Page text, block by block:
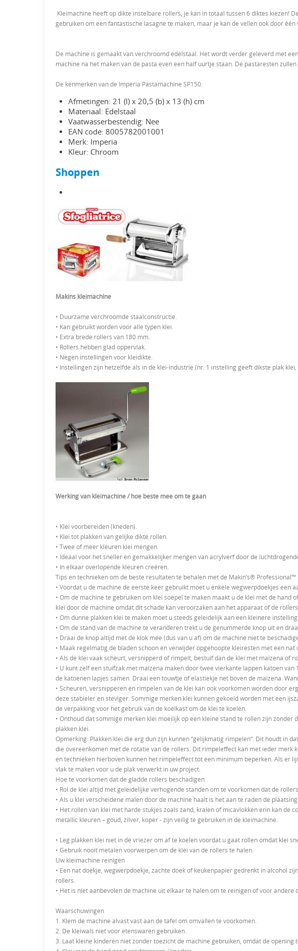
Kleimachine heeft op dikte instelbare rollers, je kan in totaal tussen 6 diktes kiezen!
gebruiken om een fantastische lasagne te maken, maar je kan de vellen ook door
De machine is gemaakt van verchroomd edelstaal. Het wordt verder geleverd met
machine na het maken van de pasta even een half uurtje staan. De pastaresten
De kenmerken van de Imperia Pastamachine SP150:
Afmetingen: 21 (l) x 20,5 (b) x 13 (h) cm
Materiaal: Edelstaal
Vaatwasserbestendig: Nee
EAN code: 8005782001001
Merk: Imperia
Kleur: Chroom
Shoppen
Makins kleimachine
• Duurzame verchroomde staalconstructie.
• Kan gebruikt worden voor alle typen klei.
• Extra brede rollers van 180 mm.
• Rollers hebben glad oppervlak.
• Negen instellingen voor kleidikte.
• Instellingen zijn hetzelfde als in de klei-industrie (nr. 1 instelling geeft dikste plak klei,
Werking van kleimachine / hoe beste mee om te gaan
• Klei voorbereiden (kneden).
• Klei tot plakken van gelijke dikte rollen.
• Twee of meer kleuren klei mengen.
• Ideaal voor het sneller en gemakkelijker mengen van acrylverf door de
• In elkaar overlopende kleuren creëren.
Tips en technieken om de beste resultaten te behalen met de Makin’s®
• Voordat u de machine de eerste keer gebruikt moet u enkele wegwerpdoekjes
• Om de machine te gebruiken om klei soepel te maken maakt u de klei met de
klei door de machine omdat dit schade kan veroorzaken aan het apparaat of de
• Om dunne plakken klei te maken moet u steeds geleidelijk aan een kleinere
• Om de stand van de machine te veranderen trekt u de genummerde knop uit en
• Draai de knop altijd met de klok mee (dus van u af) om de machine niet te
• Maak regelmatig de bladen schoon en verwijder opgehoopte kleiresten met een
• Als de klei vaak scheurt, versnipperd of rimpelt, bestuif dan de klei met maïzena of
• U kunt zelf een stuifzak met maïzena maken door twee vierkante lappen katoen
de katoenen lapjes samen. Draai een touwtje of elastiekje net boven de maïzena.
• Scheuren, versnipperen en rimpelen van de klei kan ook voorkomen worden door
deze stabieler en steviger. Sommige merken klei kunnen gekoeld worden met een
de verpakking voor het gebruik van de koelkast om de klei te koelen.
• Onthoud dat sommige merken klei moeilijk op een kleine stand te rollen zijn
plakken klei.
Opmerking: Plakken klei die erg dun zijn kunnen “gelijkmatig rimpelen”. Dit houdt in
die overeenkomen met de rotatie van de rollers. Dit rimpeleffect kan met ieder merk
en technieken hierboven kunnen het rimpeleffect tot een minimum beperken. Als er
vlak te maken voor u de plak verwerkt in uw project.
Hoe te voorkomen dat de gladde rollers beschadigen
• Rol de klei altijd met geleidelijke verhogende standen om te voorkomen dat de
• Als u klei verscheidene malen door de machine haalt is het aan te raden de
• Het rollen van klei met harde stukjes zoals zand, kralen of micavlokken erin kan
metallic kleuren – goud, zilver, koper - zijn veilig te gebruiken in de kleimachine.
• Leg plakken klei niet in de vriezer om af te koelen voordat u gaat rollen omdat klei
• Gebruik nooit metalen voorwerpen om de klei van de rollers te halen.
Uw kleimachine reinigen
• Een nat doekje, wegwerpdoekje, zachte doek of keukenpapier gedrenkt in alcohol
rollers.
• Het is niet aanbevolen de machine uit elkaar te halen om te reinigen of voor andere
Waarschuwingen
1. Klem de machine alvast vast aan de tafel om omvallen te voorkomen.
2. De kleiwals niet voor etenswaren gebruiken.
3. Laat kleine kinderen niet zonder toezicht de machine gebruiken, omdat de